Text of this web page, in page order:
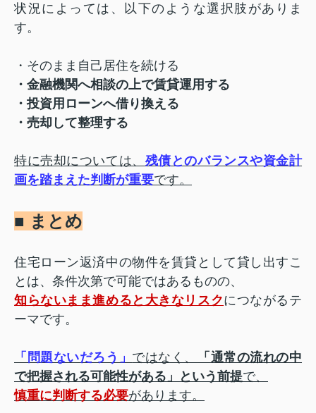
状況によっては、以下のような選択肢がありま
す。
・そのまま自己居住を続ける
・金融機関へ相談の上で賃貸運用する
・投資用ローンへ借り換える
・売却して整理する
特に売却については、 残債とのバランスや資金計
画を踏まえた判断が重要です。
■ まとめ
住宅ローン返済中の物件を賃貸として貸し出すこ
とは、条件次第で可能ではあるものの、
知らないまま進めると大きなリスクにつながるテ
ーマです。
「問題ないだろう」 ではなく、
「通常の流れの中
で把握される可能性がある」という前提で、
慎重に判断する必要があります。